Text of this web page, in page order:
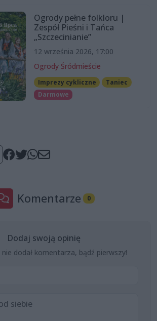
Ogrody pełne folkloru |
Zespół Pieśni i Tańca
„Szczecinianie”
12 września 2026, 17:00
Ogrody Śródmieście
Imprezy cykliczne
Taniec
Darmowe
Komentarze 0
Dodaj swoją opinię
nie dodał komentarza, bądź pierwszy!